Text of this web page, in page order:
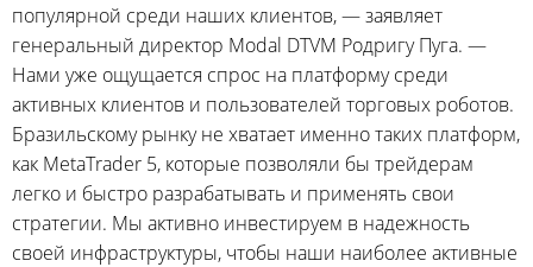
популярной среди наших клиентов, — заявляет
генеральный директор Modal DTVM Родригу Пуга. —
Нами уже ощущается спрос на платформу среди
активных клиентов и пользователей торговых роботов.
Бразильскому рынку не хватает именно таких платформ,
как MetaTrader 5, которые позволяли бы трейдерам
легко и быстро разрабатывать и применять свои
стратегии. Мы активно инвестируем в надежность
своей инфраструктуры, чтобы наши наиболее активные